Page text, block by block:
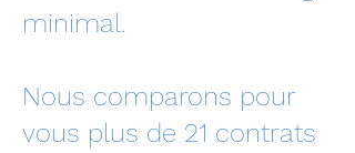
minimal.
Nous comparons pour
vous plus de 21 contrats